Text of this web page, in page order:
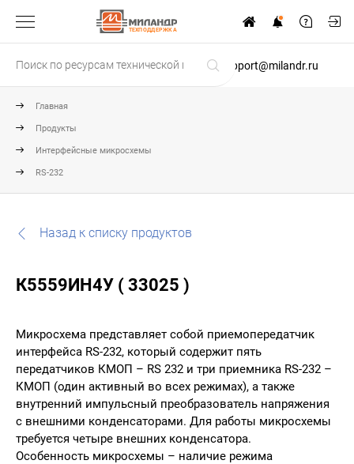
ТЕХПОДДЕРЖКА
support@milandr.ru
Главная
Продукты
Интерфейсные микросхемы
RS-232
Назад к списку продуктов
К5559ИН4У ( 33025 )
Микросхема представляет собой приемопередатчик
интерфейса RS-232, который содержит пять
передатчиков КМОП – RS 232 и три приемника RS-232 –
КМОП (один активный во всех режимах), а также
внутренний импульсный преобразователь напряжения
с внешними конденсаторами. Для работы микросхемы
требуется четыре внешних конденсатора.
Особенность микросхемы – наличие режима